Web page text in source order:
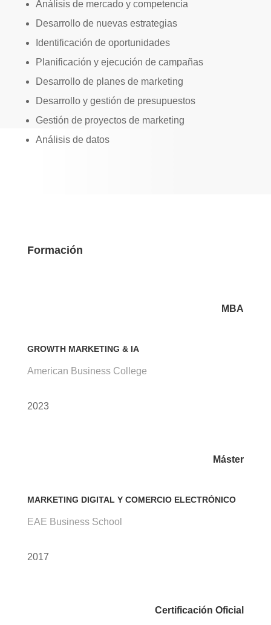
Análisis de mercado y competencia
Desarrollo de nuevas estrategias
Identificación de oportunidades
Planificación y ejecución de campañas
Desarrollo de planes de marketing
Desarrollo y gestión de presupuestos
Gestión de proyectos de marketing
Análisis de datos
Formación
MBA
GROWTH MARKETING & IA
American Business College
2023
Máster
MARKETING DIGITAL Y COMERCIO ELECTRÓNICO
EAE Business School
2017
Certificación Oficial